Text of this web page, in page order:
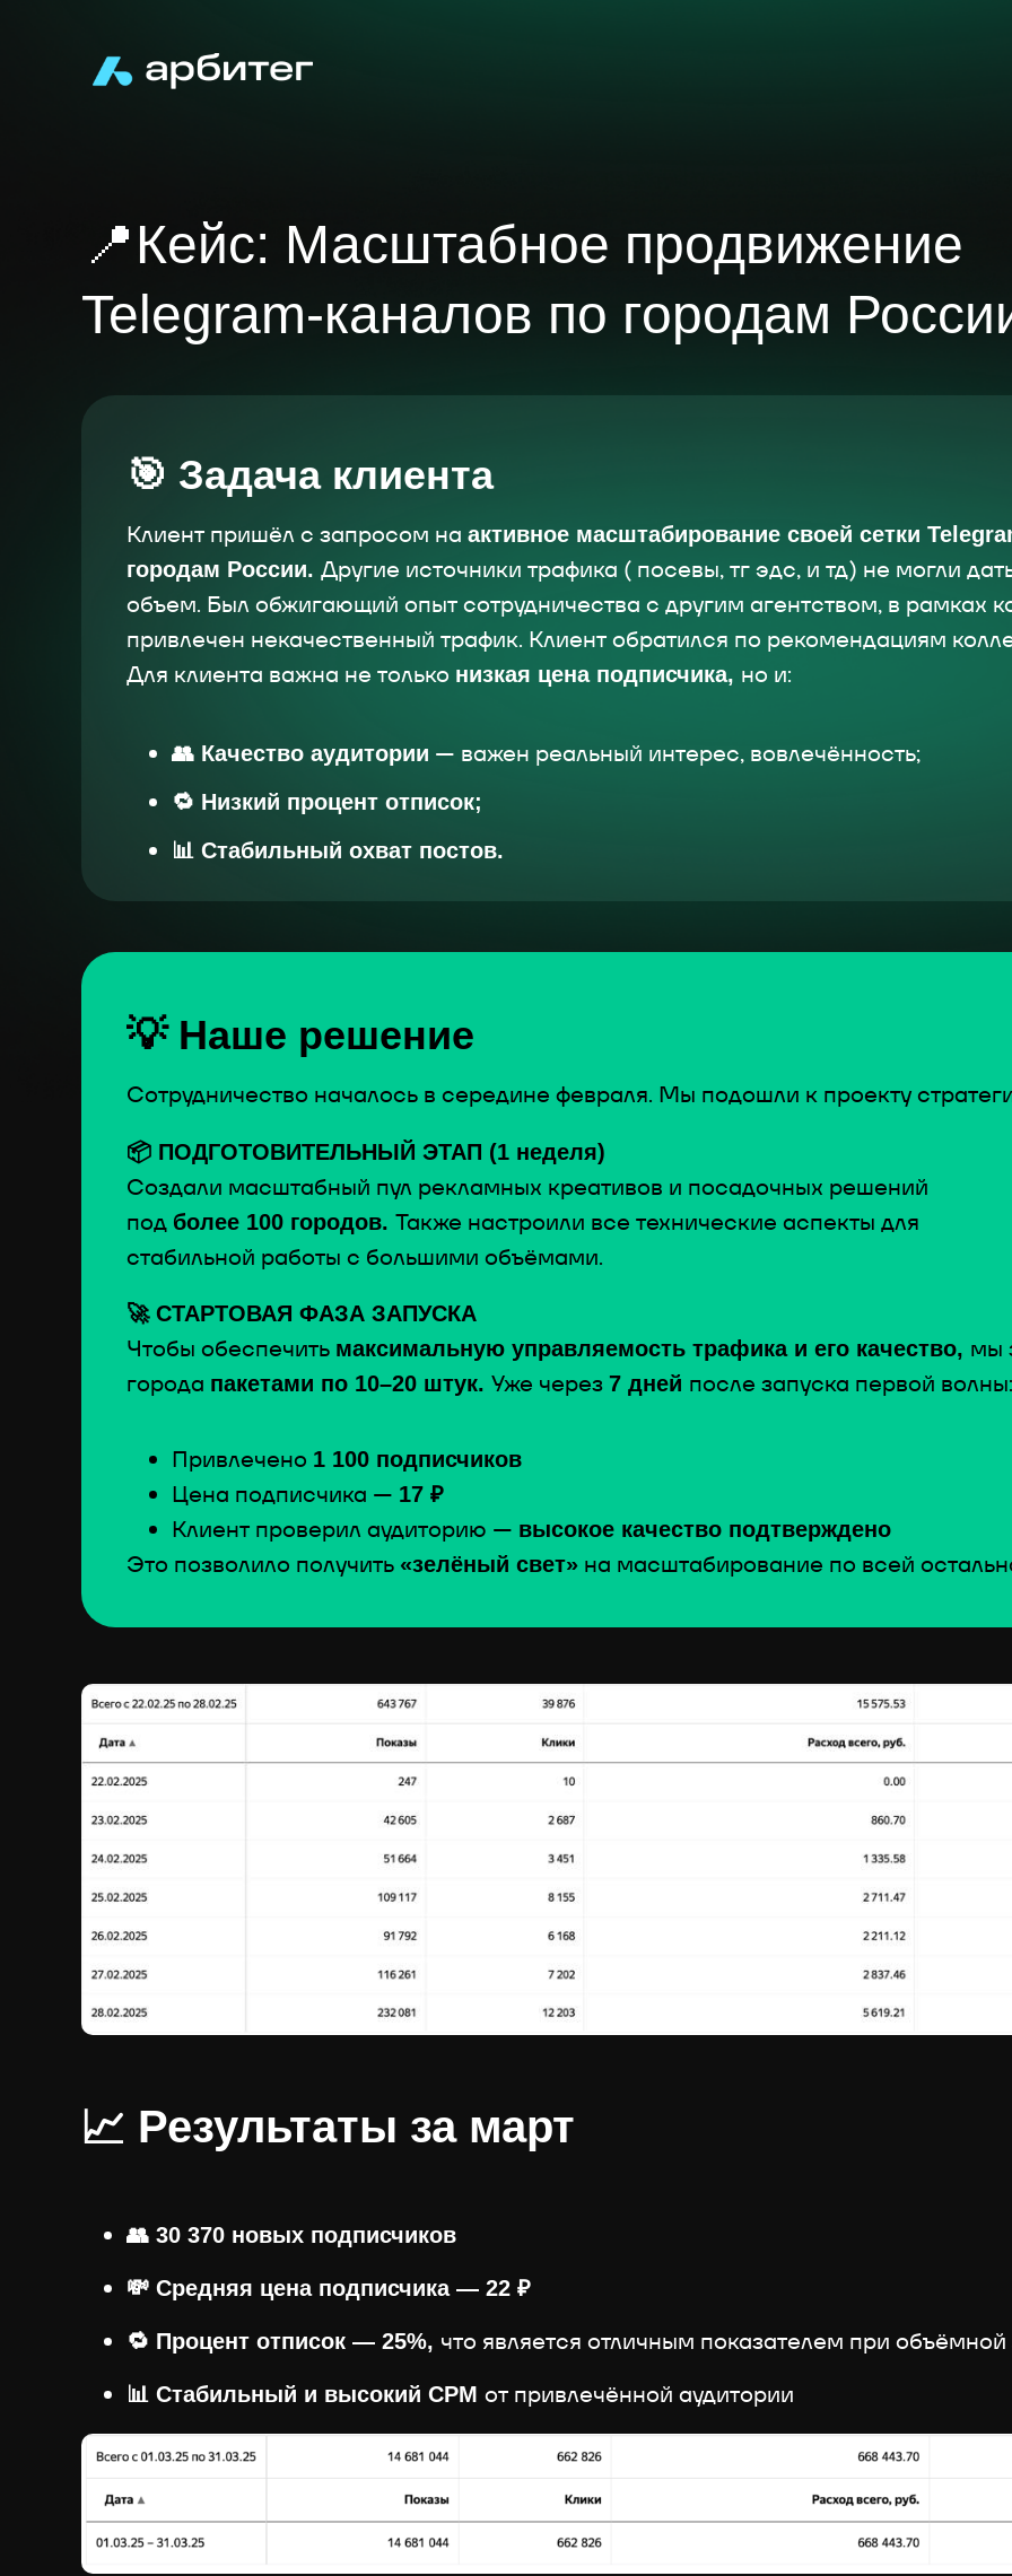
📍Кейс: Масштабное продвижение
Telegram-каналов по городам
🎯 Задача клиента
Клиент пришёл с запросом на активное масштабирование своей сетки
городам России. Другие источники трафика ( посевы, тг эдс, и тд) не могли
объем. Был обжигающий опыт сотрудничества с другим агентством, в рамках
привлечен некачественный трафик. Клиент обратился по рекомендациям
Для клиента важна не только низкая цена подписчика, но и:
👥 Качество аудитории — важен реальный интерес, вовлечённость;
🔁 Низкий процент отписок;
📊 Стабильный охват постов.
👥 30 370 новых подписчиков
💡 Наше решение
💸 Средняя цена подписчика — 22 ₽
Сотрудничество началось в середине февраля. Мы подошли к проекту
📦 ПОДГОТОВИТЕЛЬНЫЙ ЭТАП (1 неделя)
Создали масштабный пул рекламных креативов и посадочных решений
под более 100 городов. Также настроили все технические аспекты для
стабильной работы с большими объёмами.
🚀 СТАРТОВАЯ ФАЗА ЗАПУСКА
Чтобы обеспечить максимальную управляемость трафика и его качество, мы
города пакетами по 10–20 штук. Уже через 7 дней после запуска первой волны:
Это позволило получить «зелёный свет» на масштабирование по всей
Привлечено 1 100 подписчиков
Цена подписчика — 17 ₽
Клиент проверил аудиторию — высокое качество подтверждено
🔁 Процент отписок — 25%, что является отличным показателем при объёмной
📊 Стабильный и высокий CPM от привлечённой аудитории
📈 Результаты за март